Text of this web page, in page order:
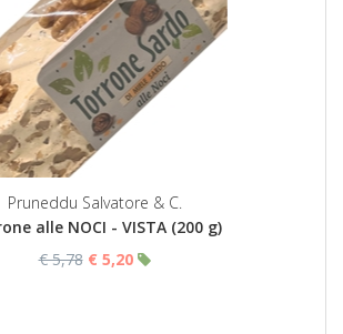
Pruneddu Salvatore & C.
alle NOCI - VISTA (200 g)
€ 5,78 € 5,20